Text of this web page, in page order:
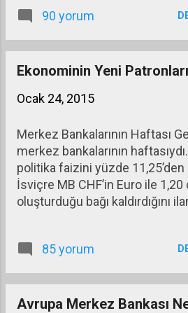
90 yorum
Ekonominin Yeni Patronları
Ocak 24, 2015
Merkez Bankalarının Haftası
merkez bankalarının
politika faizini yüzde 11,25’den
İsviçre MB CHF’in Euro ile 1,20
oluşturduğu bağı kaldırdığını
bazılarına binde 2 komisyon
çıkardı. İlk paragraftan pek
çıkar. Diğer merkez bankaları
85 yorum
Avrupa Merkez Bankası